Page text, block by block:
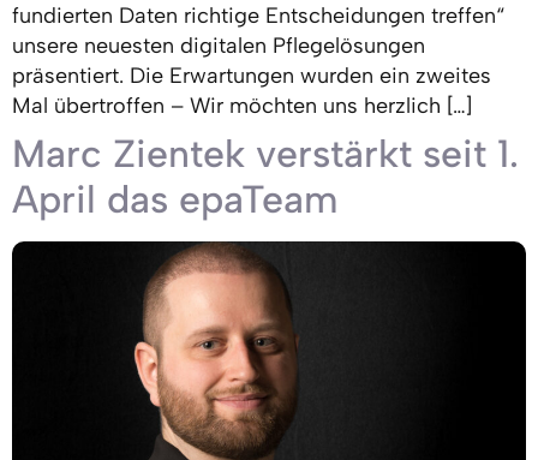
fundierten Daten richtige Entscheidungen treffen“
unsere neuesten digitalen Pflegelösungen
präsentiert. Die Erwartungen wurden ein zweites
Mal übertroffen – Wir möchten uns herzlich […]
Marc Zientek verstärkt seit 1.
April das epaTeam